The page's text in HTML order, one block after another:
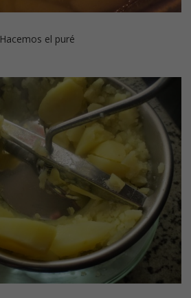
Hacemos el puré